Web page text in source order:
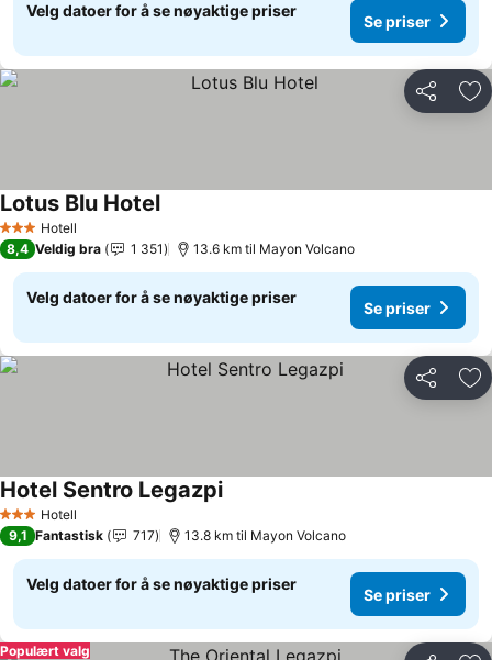
Velg datoer for å se nøyaktige priser
Se priser
Del
3 StjernerHotell
Lotus Blu Hotel
8,4 Veldig bra 1 351 13.6 km til Mayon Volcano
Velg datoer for å se nøyaktige priser
Se priser
Del
3 StjernerHotell
Hotel Sentro Legazpi
9,1 Fantastisk 717 13.8 km til Mayon Volcano
Velg datoer for å se nøyaktige priser
Se priser
Populært valg